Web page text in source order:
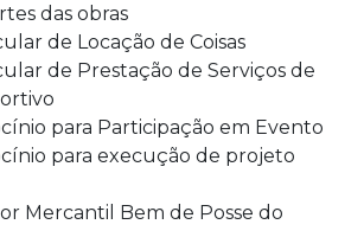
das obras
de Locação de Coisas
de Prestação de Serviços de
para Participação em Evento
para execução de projeto
Mercantil Bem de Posse do